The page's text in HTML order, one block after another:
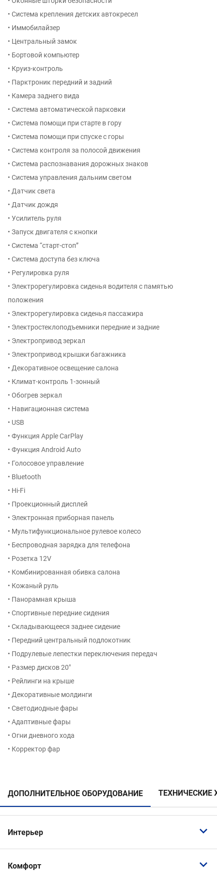
• Система крепления детских автокресел
• Иммобилайзер
• Центральный замок
• Бортовой компьютер
• Круиз-контроль
• Парктроник передний и задний
• Камера заднего вида
• Система автоматической парковки
• Система помощи при старте в гору
• Система помощи при спуске с горы
• Система контроля за полосой движения
• Система распознавания дорожных знаков
• Система управления дальним светом
• Датчик света
• Датчик дождя
• Усилитель руля
• Запуск двигателя с кнопки
• Система “старт-стоп”
• Система доступа без ключа
• Регулировка руля
• Электрорегулировка сиденья водителя с памятью
положения
• Электрорегулировка сиденья пассажира
• Электростеклоподъемники передние и задние
• Электропривод зеркал
• Электропривод крышки багажника
• Декоративное освещение салона
• Климат-контроль 1-зонный
• Обогрев зеркал
• Навигационная система
• USB
• Функция Apple CarPlay
• Функция Android Auto
• Голосовое управление
• Bluetooth
• Hi-Fi
• Проекционный дисплей
• Электронная приборная панель
• Мультифункциональное рулевое колесо
• Беспроводная зарядка для телефона
• Розетка 12V
• Комбинированная обивка салона
• Кожаный руль
• Панорамная крыша
• Спортивные передние сидения
• Складывающееся заднее сидение
• Передний центральный подлокотник
• Подрулевые лепестки переключения передач
• Размер дисков 20″
• Рейлинги на крыше
• Декоративные молдинги
• Светодиодные фары
• Адаптивные фары
• Огни дневного хода
• Корректор фар
ДОПОЛНИТЕЛЬНОЕ ОБОРУДОВАНИЕ ТЕХНИЧЕСКИЕ
Интерьер
Передний центральный подлокотник
Комфорт